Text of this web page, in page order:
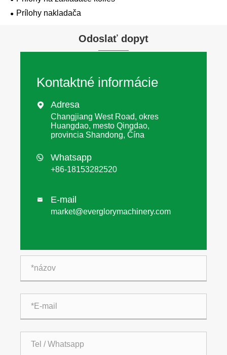
Prílohy nakladača
Odoslať dopyt
Kontaktné informácie
 Adresa
Changjiang West Road, okres
Huangdao, mesto Qingdao,
provincia Shandong, Čína
 Whatsapp
+86-18153282520
 E-mail
market@everglorymachinery.com